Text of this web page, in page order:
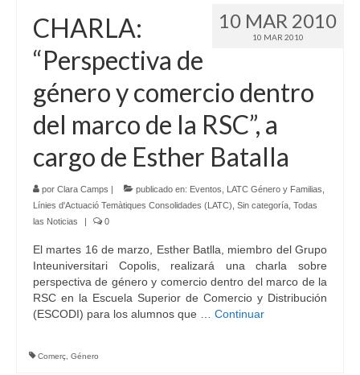
10 MAR 2010
10 MAR 2010
CHARLA:
“Perspectiva de
género y comercio dentro
del marco de la RSC”, a
cargo de Esther Batalla
por Clara Camps | publicado en: Eventos LATC Género y Familias
Línies d'Actuació Temàtiques Consolidades (LATC) Sin categoría Todas
las Noticias
| 0
El martes 16 de marzo, Esther Batlla, miembro del Grupo
Inteuniversitari Copolis, realizará una charla sobre
perspectiva de género y comercio dentro del marco de la
RSC en la Escuela Superior de Comercio y Distribución
(ESCODI) para los alumnos que … Continuar
Comerç Género